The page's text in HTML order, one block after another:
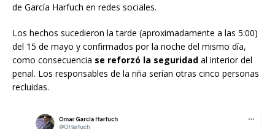
de García Harfuch en redes sociales.
Los hechos sucedieron la tarde (aproximadamente a las 5:00)
del 15 de mayo y confirmados por la noche del mismo día,
como consecuencia se reforzó la seguridad al interior del
penal. Los responsables de la riña serían otras cinco personas
recluidas.